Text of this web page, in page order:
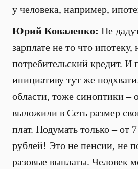
у человека, например,
Юрий Коваленко: Не
зарплате не то что
потребительский кредит. И
инициативу тут же
области, тоже синоптики –
выложили в Сеть размер
плат. Подумать только – от
рублей! Это не пенсии, не
разовые выплаты. Человек